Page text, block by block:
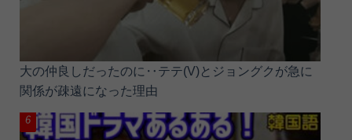
大の仲良しだったのに‥テテ(V)とジョングクが急に
関係が疎遠になった理由